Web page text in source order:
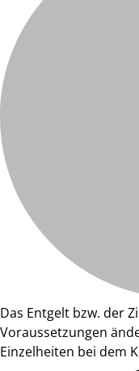
Das Entgelt bzw. der
Voraussetzungen
Einzelheiten bei dem